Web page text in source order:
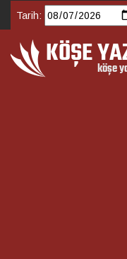
Tarih: